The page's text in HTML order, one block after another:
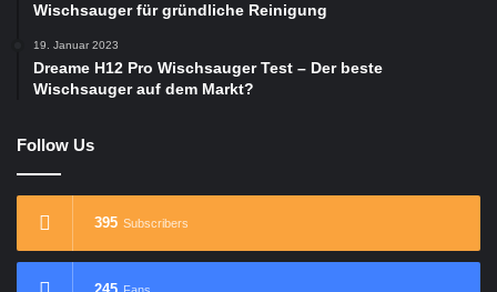
Wischsauger für gründliche Reinigung
19. Januar 2023
Dreame H12 Pro Wischsauger Test – Der beste
Wischsauger auf dem Markt?
Follow Us
395 Subscribers